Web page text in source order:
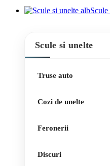
Scule
Scule si unelte
Truse auto
Cozi de unelte
Feronerii
Discuri